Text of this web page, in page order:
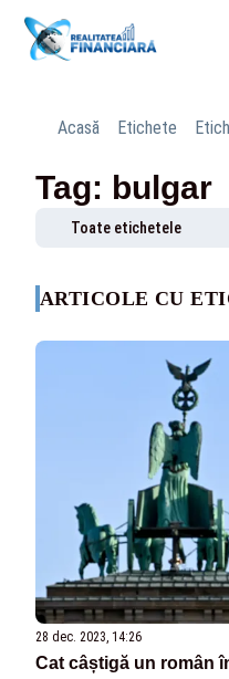
Acasă Etichete
Tag: bulgar
Toate etichetele
ARTICOLE CU
28 dec. 2023, 14:26
Cat câștigă un român